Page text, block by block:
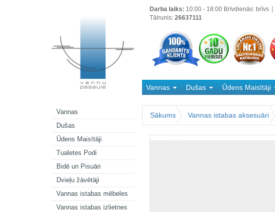
Vannas
Dušas
Ūdens Maisītāji
Tualetes Podi
Bidē un Pisuāri
Dvieļu žāvētāji
Vannas istabas mēbeles
Vannas istabas izlietnes
Darba laiks: 10:00 - 18:00 Brīvdienās: brīvs
Tālrunis: 26637111
Vannas Dušas Ūdens Maisītāji
Sākums
Vannas istabas aksesuāri